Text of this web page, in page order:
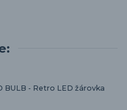
BULB - Retro LED žárovka